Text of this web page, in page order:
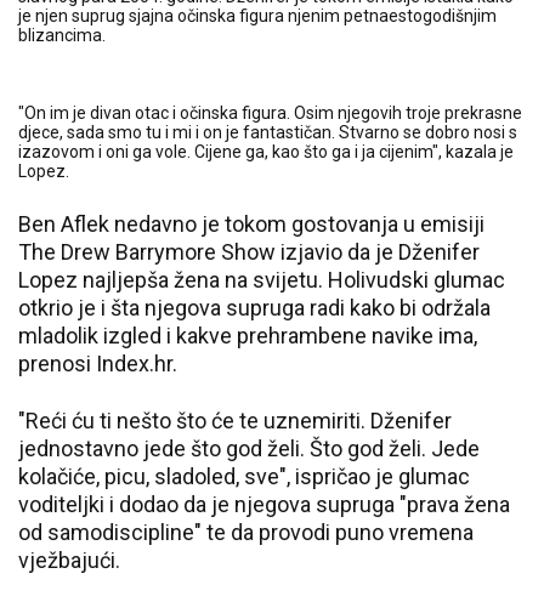
je njen suprug sjajna očinska figura njenim petnaestogodišnjim
blizancima.
"On im je divan otac i očinska figura. Osim njegovih troje prekrasne
djece, sada smo tu i mi i on je fantastičan. Stvarno se dobro nosi s
izazovom i oni ga vole. Cijene ga, kao što ga i ja cijenim", kazala je
Lopez.
Ben Aflek nedavno je tokom gostovanja u emisiji
The Drew Barrymore Show izjavio da je Dženifer
Lopez najljepša žena na svijetu. Holivudski glumac
otkrio je i šta njegova supruga radi kako bi održala
mladolik izgled i kakve prehrambene navike ima,
prenosi Index.hr.
"Reći ću ti nešto što će te uznemiriti. Dženifer
jednostavno jede što god želi. Što god želi. Jede
kolačiće, picu, sladoled, sve", ispričao je glumac
voditeljki i dodao da je njegova supruga "prava žena
od samodiscipline" te da provodi puno vremena
vježbajući.